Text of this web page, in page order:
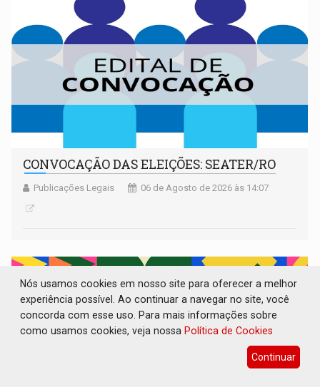
CONVOCAÇÃO DAS ELEIÇÕES: SEATER/RO
Publicações Legais 06 de Agosto de 2026 às 14:07
Nós usamos cookies em nosso site para oferecer a melhor
experiência possível. Ao continuar a navegar no site, você
concorda com esse uso. Para mais informações sobre
como usamos cookies, veja nossa Política de Cookies
Continuar